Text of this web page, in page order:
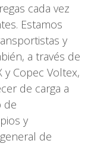
cada vez
Estamos
y
a través de
Copec Voltex,
de carga a
de
y
de